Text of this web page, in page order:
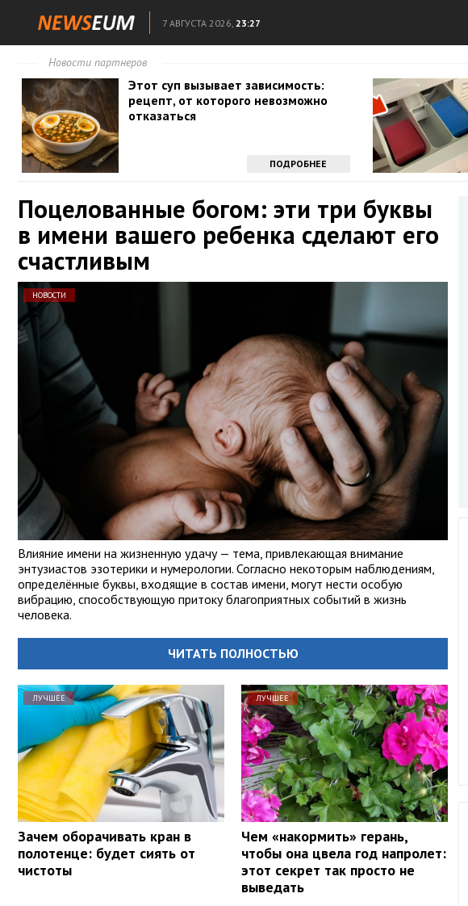
7 АВГУСТА 2026, 23:27
Новости партнеров
Этот суп вызывает зависимость:
рецепт, от которого невозможно
отказаться
ПОДРОБНЕЕ
Поцелованные богом: эти три буквы
в имени вашего ребенка сделают его
счастливым
НОВОСТИ
Влияние имени на жизненную удачу — тема, привлекающая внимание
энтузиастов эзотерики и нумерологии. Согласно некоторым наблюдениям,
определённые буквы, входящие в состав имени, могут нести особую
вибрацию, способствующую притоку благоприятных событий в жизнь
человека.
ЧИТАТЬ ПОЛНОСТЬЮ
ЛУЧШЕЕ
Зачем оборачивать кран в
полотенце: будет сиять от
чистоты
ЛУЧШЕЕ
Чем «накормить» герань,
чтобы она цвела год напролет:
этот секрет так просто не
выведать